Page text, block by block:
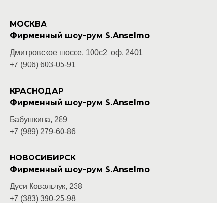
МОСКВА
Фирменный шоу-рум S.Anselmo
Дмитровское шоссе, 100с2, оф. 2401
+7 (906) 603-05-91
КРАСНОДАР
Фирменный шоу-рум S.Anselmo
Бабушкина, 289
+7 (989) 279-60-86
НОВОСИБИРСК
Фирменный шоу-рум S.Anselmo
Дуси Ковальчук, 238
+7 (383) 390-25-98